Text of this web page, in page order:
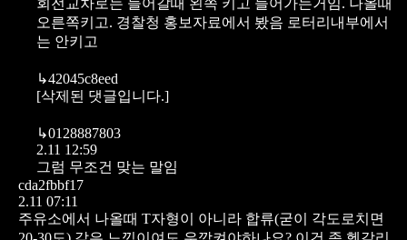
오른쪽키고. 경찰청 홍보자료에서 봤음 로터리내부에서
는 안키고
↳42045c8eed
[삭제된 댓글입니다.]
↳0128887803
2.11 12:59
그럼 무조건 맞는 말임
cda2fbbf17
2.11 07:11
주유소에서 나올때 T자형이 아니라 합류(굳이 각도로치면